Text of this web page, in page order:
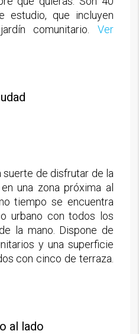
estudio, que incluyen
comunitario. Ver
de disfrutar de la
una zona próxima al
tiempo se encuentra
urbano con todos los
la mano. Dispone de
y una superficie
con cinco de terraza.
al lado